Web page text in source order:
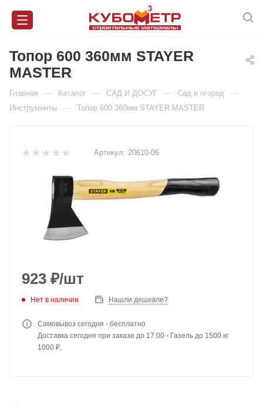
Топор 600 360мм STAYER
MASTER
Главная — Каталог — САД И ДОСУГ — Сад и огород —
Инструменты — Топор 600 360мм STAYER MASTER
Артикул: 20610-06
923 ₽/шт
Нет в наличии Нашли дешевле?
Самовывоз сегодня - бесплатно
Доставка сегодня при заказе до 17:00 - Газель до 1500 кг
1000 ₽,